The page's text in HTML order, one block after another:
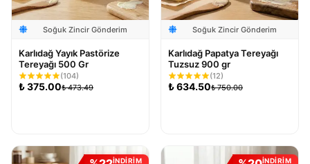
Soğuk Zincir Gönderim
Karlıdağ Yayık Pastörize
Tereyağı 500 Gr
(104)
₺375.00₺ 473.49
Soğuk Zincir Gönderim
Karlıdağ Papatya Tereyağı
Tuzsuz 900 gr
(12)
₺634.50₺ 750.00
İNDİRİM İNDİRİM